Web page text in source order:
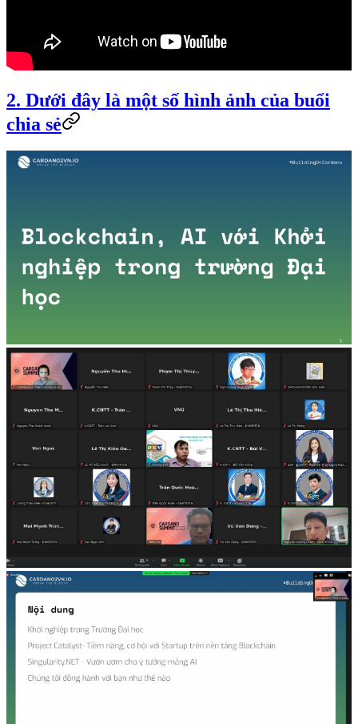
2. Dưới đây là một số hình ảnh của buổi
chia sẻ